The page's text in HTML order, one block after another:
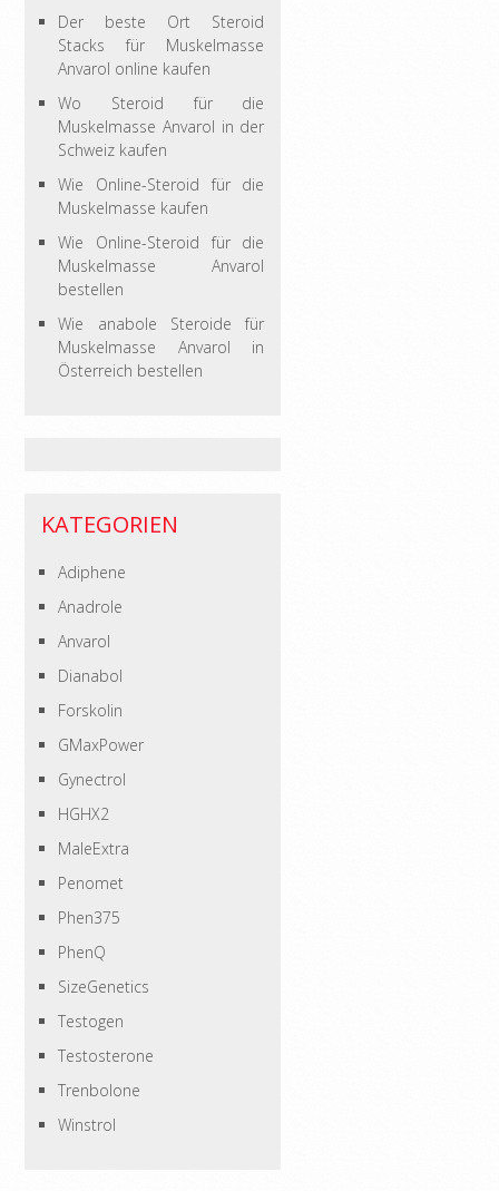
Der beste Ort Steroid
Stacks für Muskelmasse
Anvarol online kaufen
Wo Steroid für die
Muskelmasse Anvarol in der
Schweiz kaufen
Wie Online-Steroid für die
Muskelmasse kaufen
Wie Online-Steroid für die
Muskelmasse Anvarol
bestellen
Wie anabole Steroide für
Muskelmasse Anvarol in
Österreich bestellen
KATEGORIEN
Adiphene
Anadrole
Anvarol
Dianabol
Forskolin
GMaxPower
Gynectrol
HGHX2
MaleExtra
Penomet
Phen375
PhenQ
SizeGenetics
Testogen
Testosterone
Trenbolone
Winstrol